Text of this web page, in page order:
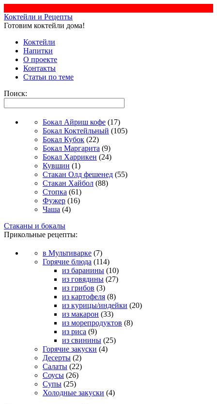
Коктейли и Рецепты
Готовим коктейли дома!
Коктейли
Напитки
О проекте
Контакты
Статьи по теме
Поиск:
Бокал Айриш кофе (17)
Бокал Коктейльный (105)
Бокал Кубок (22)
Бокал Маргарита (9)
Бокал Харрикен (24)
Кувшин (1)
Стакан Олд фешенед (55)
Стакан Хайбол (88)
Стопка (61)
Фужер (16)
Чаша (4)
Стаканы и бокалы
Прикольные рецепты:
в Мультиварке (7)
Горячие блюда (114)
из баранины (10)
из говядины (27)
из грибов (3)
из картофеля (8)
из курицы/индейки (20)
из макарон (33)
из морепродуктов (8)
из риса (9)
из свинины (25)
Горячие закуски (4)
Десерты (2)
Салаты (22)
Соусы (26)
Супы (25)
Холодные закуски (4)